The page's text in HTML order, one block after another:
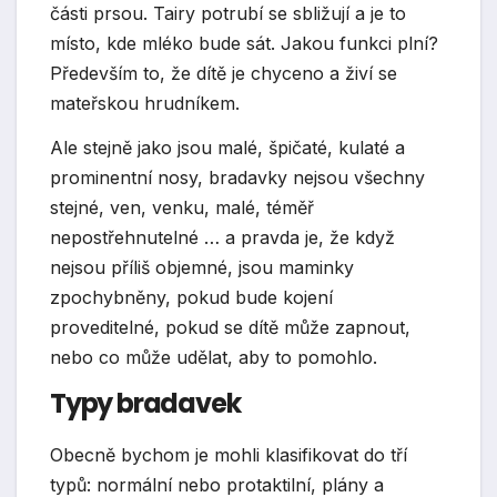
části prsou. Tairy potrubí se sbližují a je to
místo, kde mléko bude sát. Jakou funkci plní?
Především to, že dítě je chyceno a živí se
mateřskou hrudníkem.
Ale stejně jako jsou malé, špičaté, kulaté a
prominentní nosy, bradavky nejsou všechny
stejné, ven, venku, malé, téměř
nepostřehnutelné … a pravda je, že když
nejsou příliš objemné, jsou maminky
zpochybněny, pokud bude kojení
proveditelné, pokud se dítě může zapnout,
nebo co může udělat, aby to pomohlo.
Typy bradavek
Obecně bychom je mohli klasifikovat do tří
typů: normální nebo protaktilní, plány a